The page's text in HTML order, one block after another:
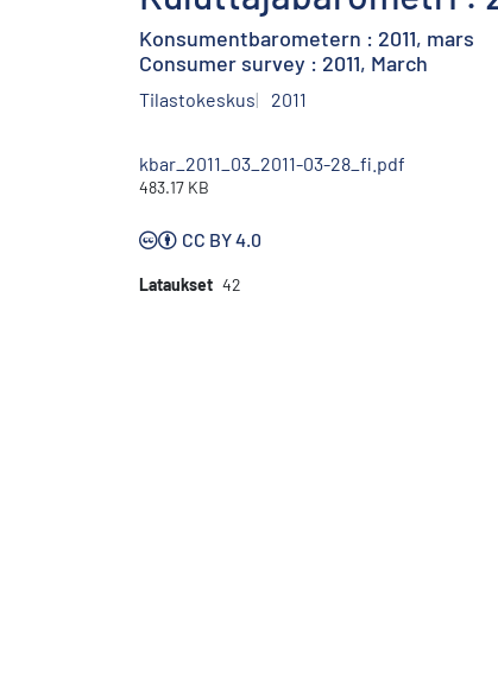
Konsumentbarometern : 2011, mars
Consumer survey : 2011, March
Tilastokeskus 2011
kbar_2011_03_2011-03-28_fi.pdf
483.17 KB
CC BY 4.0
Lataukset 42